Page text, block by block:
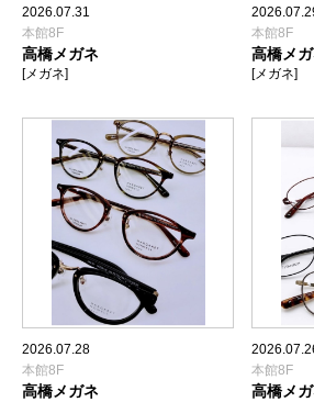
2026.07.31
本館8F
高橋メガネ
[メガネ]
本館8F
高橋メ
[メガネ]
2026.07.28
本館8F
高橋メガネ
本館8F
高橋メ